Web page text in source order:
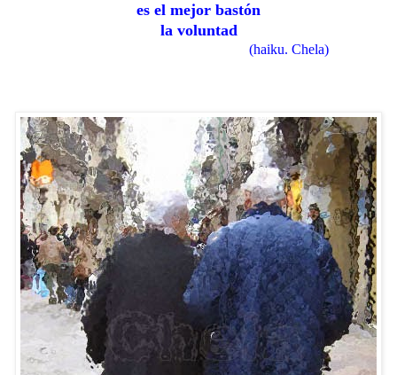
es el mejor bastón
la voluntad
(haiku. Chela)